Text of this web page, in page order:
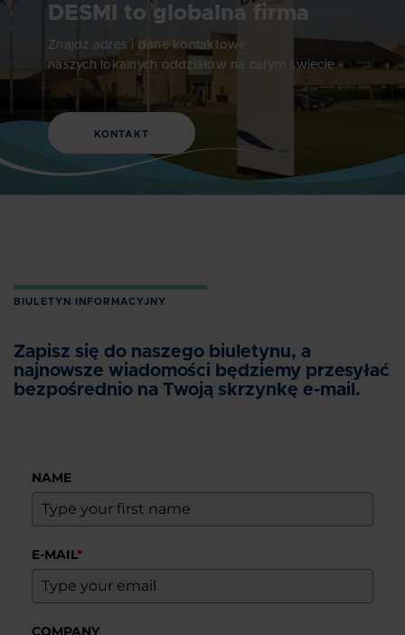
DESMI to globalna firma
Znajdź adres i dane kontaktowe
naszych lokalnych oddziałów na całym świecie.
KONTAKT
BIULETYN INFORMACYJNY
Zapisz się do naszego biuletynu, a
najnowsze wiadomości będziemy przesyłać
bezpośrednio na Twoją skrzynkę e-mail.
NAME
E-MAIL*
COMPANY